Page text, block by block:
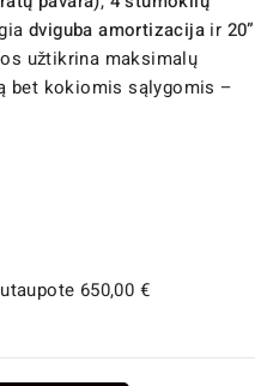
dviguba amortizacija ir 20”
užtikrina maksimalų
bet kokiomis sąlygomis –
650,00 €